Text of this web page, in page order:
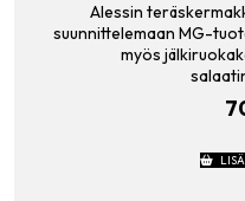
Alessin
suunnittelemaan MG-
myös